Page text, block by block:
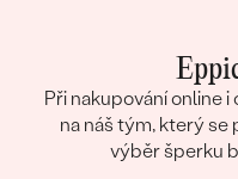
Při nakupování online
na náš tým, který se
výběr šperku